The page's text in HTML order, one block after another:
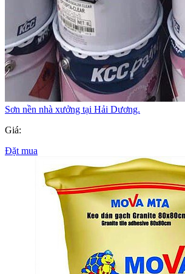
Sơn nền nhà xưởng tại Hải Dương.
Giá:
Đặt mua